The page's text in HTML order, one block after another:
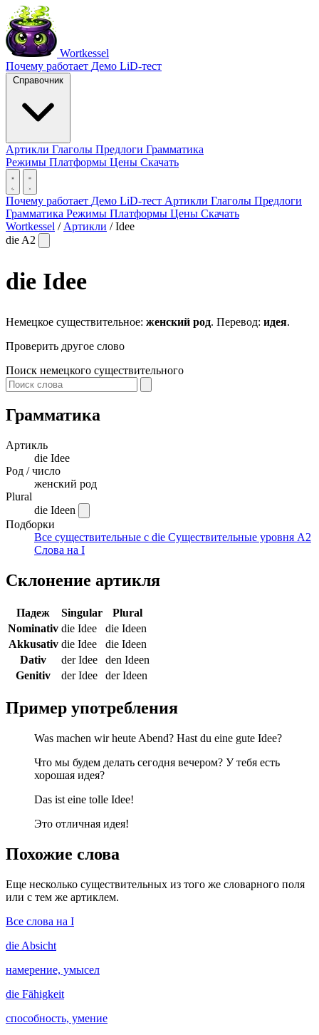
Wortkessel
Почему работает Демо LiD-тест
Справочник
Артикли Глаголы Предлоги Грамматика
Режимы Платформы Цены Скачать
Почему работает Демо LiD-тест Артикли Глаголы Предлоги
Грамматика Режимы Платформы Цены Скачать
Wortkessel / Артикли / Idee
die A2
die Idee
Немецкое существительное: женский род. Перевод: идея.
Проверить другое слово
Поиск немецкого существительного
Грамматика
Артикль
die Idee
Род / число
женский род
Plural
die Ideen
Подборки
Все существительные с die Существительные уровня A2
Слова на I
Склонение артикля
Падеж Singular
Plural
Nominativ die Idee
die Ideen
Akkusativ die Idee
die Ideen
Dativ
der Idee
den Ideen
Genitiv
der Idee der Ideen
Пример употребления
Was machen wir heute Abend? Hast du eine gute Idee?
Что мы будем делать сегодня вечером? У тебя есть
хорошая идея?
Das ist eine tolle Idee!
Это отличная идея!
Похожие слова
Еще несколько существительных из того же словарного поля
или с тем же артиклем.
Все слова на I
die Absicht
намерение, умысел
die Fähigkeit
способность, умение